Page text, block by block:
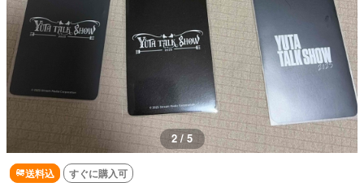
3 / 5
送料込 すぐに購入可